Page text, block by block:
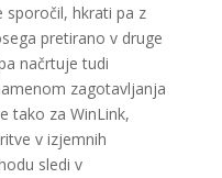
sporočil, hkrati pa z
pretirano v druge
načrtuje tudi
zagotavljanja
tako za WinLink,
v izjemnih
sledi v